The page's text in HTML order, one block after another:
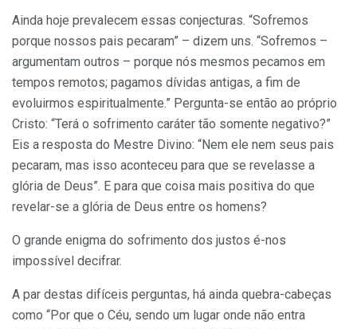
Ainda hoje prevalecem essas conjecturas. “Sofremos
porque nossos pais pecaram” – dizem uns. “Sofremos –
argumentam outros – porque nós mesmos pecamos em
tempos remotos; pagamos dívidas antigas, a fim de
evoluirmos espiritualmente.” Pergunta-se então ao próprio
Cristo: “Terá o sofrimento caráter tão somente negativo?”
Eis a resposta do Mestre Divino: “Nem ele nem seus pais
pecaram, mas isso aconteceu para que se revelasse a
glória de Deus”. E para que coisa mais positiva do que
revelar-se a glória de Deus entre os homens?
O grande enigma do sofrimento dos justos é-nos
impossível decifrar.
A par destas difíceis perguntas, há ainda quebra-cabeças
como “Por que o Céu, sendo um lugar onde não entra